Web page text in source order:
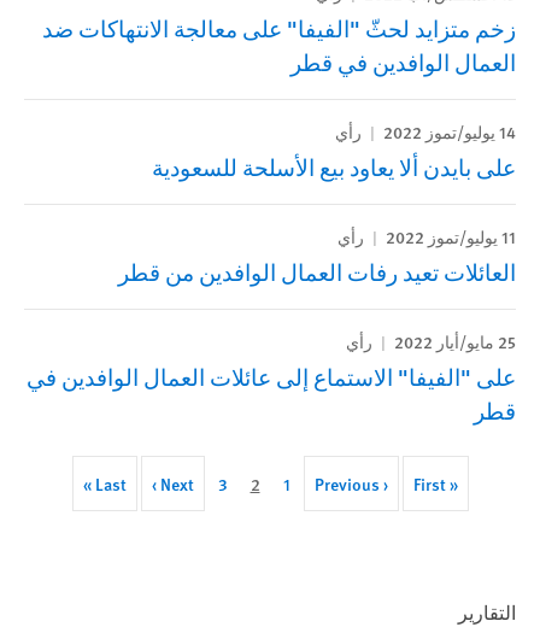
زخم متزايد لحثّ "الفيفا" على معالجة الانتهاكات ضد
العمال الوافدين في قطر
14 يوليو/تموز 2022 رأي
على بايدن ألا يعاود بيع الأسلحة للسعودية
11 يوليو/تموز 2022 رأي
العائلات تعيد رفات العمال الوافدين من قطر
25 مايو/أيار 2022 رأي
على "الفيفا" الاستماع إلى عائلات العمال الوافدين في
قطر
Pagination
First
page
« First
Previous
page
‹ Previous
Page
1
Current
2
Page
3
Next
page
Next ›
Last
page
Last »
التقارير